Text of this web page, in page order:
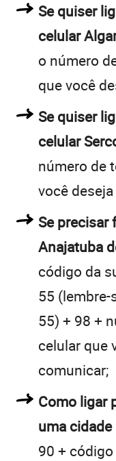
Se quiser
celular
o número
que você
Se quiser
celular
número de
você
Se precisar
Anajatuba
código da
55 (lembre-
55) + 98 +
celular que
comunicar;
Como ligar
uma
90 +